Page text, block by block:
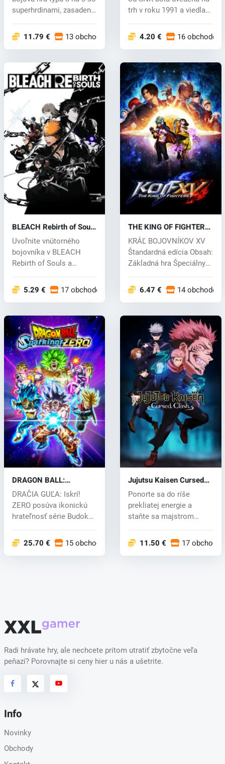
superhrdinami, zasadená
11.79 € 13 obchodoch
trh v roku 1991 a viedla
4.20 € 16 obchodoch
BLEACH Rebirth of Souls
(PC) key
Uvoľnite vnútorného
bojovníka v BLEACH
Rebirth of Souls a
5.29 € 17 obchodoch
THE KING OF FIGHTERS
XV (PC) key
KRÁĽ BOJOVNÍKOV XV
Štandardná edícia Obsah:
Základná hra Špeciálny
6.47 € 14 obchodoch
DRAGON BALL:
Sparking! ZERO (PC) key
DRAČIA GUĽA: Iskrí!
ZERO posúva ikonickú
hrateľnosť série Budokai
25.70 € 15 obchodoch
Jujutsu Kaisen Cursed
Clash (PC) key
Ponorte sa do ríše
prekliatej energie a
staňte sa majstrom
11.50 € 17
Radi hrávate hry, ale nechcete pritom utratiť zbytočne veľa
peňazí? Porovnajte si ceny hier u nás a ušetrite.
Info
Novinky
Obchody